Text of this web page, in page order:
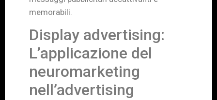
memorabili.
Display advertising:
L’applicazione del
neuromarketing
nell’advertising